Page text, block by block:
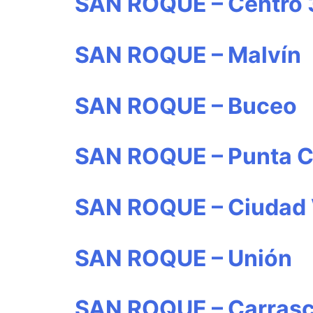
SAN ROQUE – Malvín
SAN ROQUE – Buceo
SAN ROQUE – Punta
SAN ROQUE –
SAN ROQUE – Unión